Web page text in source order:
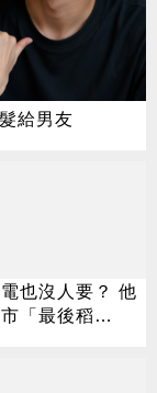
給男友
也沒人要？ 他
「最後稻
是主跌段